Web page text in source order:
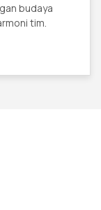
budaya
tim.